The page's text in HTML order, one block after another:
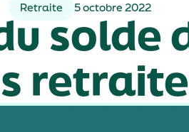
Retraite 5 octobre 2022
solde